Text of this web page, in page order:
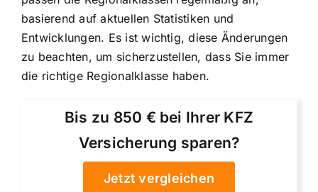
basierend auf aktuellen Statistiken und
Entwicklungen. Es ist wichtig, diese Änderungen
zu beachten, um sicherzustellen, dass Sie immer
die richtige Regionalklasse haben.
Bis zu 850 € bei Ihrer KFZ
Versicherung sparen?
Jetzt vergleichen